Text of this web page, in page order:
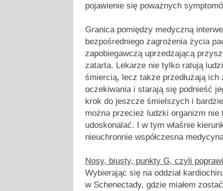
pojawienie się poważnych
Granica pomiędzy medyczną
bezpośredniego zagrożenia życia
zapobiegawczą uprzedzającą
zatarta. Lekarze nie tylko ratują
śmiercią, lecz także przedłużają ich
oczekiwania i starają się podnieść
krok do jeszcze śmielszych i
można przecież ludzki organizm
udoskonalać. I w tym właśnie
nieuchronnie współczesna
Nosy, biusty, punkty G, czyli
Wybierając się na oddział
w Schenectady, gdzie miałem